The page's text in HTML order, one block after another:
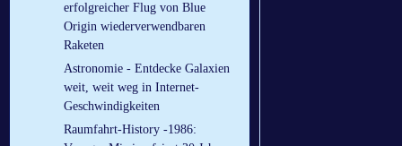
erfolgreicher Flug von Blue
Origin wiederverwendbaren
Raketen
Astronomie - Entdecke Galaxien
weit, weit weg in Internet-
Geschwindigkeiten
Raumfahrt-History -1986: